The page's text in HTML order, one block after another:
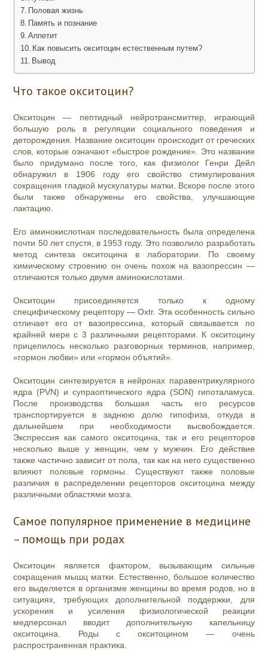
Половая жизнь
Память и познание
Аппетит
Как повысить окситоцин естественным путем?
Вывод
Что такое окситоцин?
Окситоцин — пептидный нейротрансмиттер, играющий
большую роль в регуляции социального поведения и
деторождения. Название окситоцин происходит от греческих
слов, которые означают «быстрое рождение». Это название
было придумано после того, как физиолог Генри Дейл
обнаружил в 1906 году его свойство стимулирования
сокращения гладкой мускулатуры матки. Вскоре после этого
были также обнаружены его свойства, улучшающие
лактацию.
Его аминокислотная последовательность была определена
почти 50 лет спустя, в 1953 году. Это позволило разработать
метод синтеза окситоцина в лаборатории. По своему
химическому строению он очень похож на вазопрессин —
отличаются только двумя аминокислотами.
Окситоцин присоединяется только к одному
специфическому рецептору — Oxtr. Эта особенность сильно
отличает его от вазопрессина, который связывается по
крайней мере с 3 различными рецепторами. К окситоцину
прицепилось несколько разговорных терминов, например,
«гормон любви» или «гормон объятий».
Окситоцин синтезируется в нейронах паравентрикулярного
ядра (PVN) и супраоптического ядра (SON) гипоталамуса.
После производства большая часть его ресурсов
транспортируется в заднюю долю гипофиза, откуда в
дальнейшем при необходимости высвобождается.
Экспрессия как самого окситоцина, так и его рецепторов
несколько выше у женщин, чем у мужчин. Его действие
также частично зависит от пола, так как на него существенно
влияют половые гормоны. Существуют также половые
различия в распределении рецепторов окситоцина между
различными областями мозга.
Самое популярное применение в медицине
– помощь при родах
Окситоцин является фактором, вызывающим сильные
сокращения мышц матки. Естественно, большое количество
его выделяется в организме женщины во время родов, но в
ситуациях, требующих дополнительной поддержки, для
ускорения и усиления физиологической реакции
медперсонал вводит дополнительную капельницу
окситоцина. Роды с окситоцином — очень
распространенная практика.